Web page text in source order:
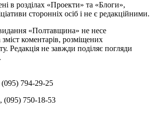
в розділах «Проекти» та «Блоги»,
сторонніх осіб і не є редакційними.
«Полтавщина» не несе
зміст коментарів, розміщених
Редакція не завжди поділяє погляди
(095) 794-29-25
, (095) 750-18-53